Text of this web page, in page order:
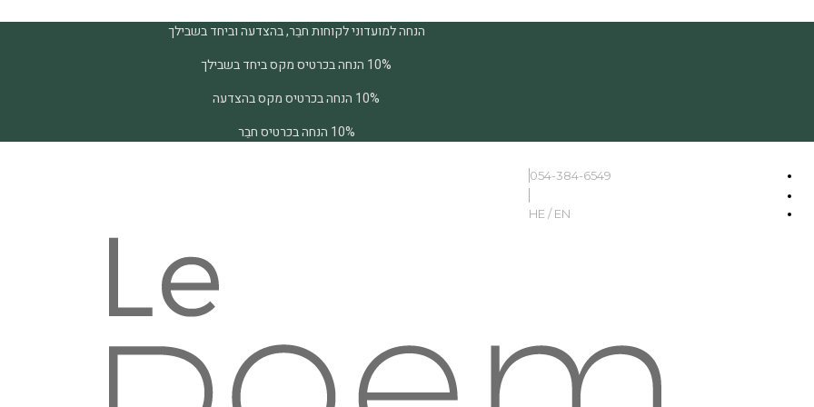
הנחה למועדוני לקוחות חבֵר, בהצדעה וביחד בשבילך
10% הנחה בכרטיס מקס ביחד בשבילך
10% הנחה בכרטיס מקס בהצדעה
10% הנחה בכרטיס חבֵר
054-384-6549
HE / EN